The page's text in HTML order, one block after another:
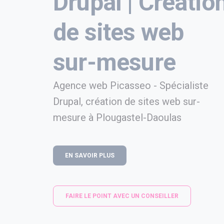
de sites web
sur-mesure
Agence web Picasseo - Spécialiste
Drupal, création de sites web sur-
mesure à Plougastel-Daoulas
EN SAVOIR PLUS
FAIRE LE POINT AVEC UN CONSEILLER